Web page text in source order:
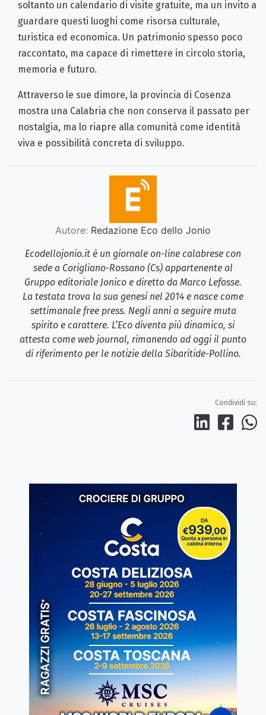
soltanto un calendario di visite gratuite, ma un invito a
guardare questi luoghi come risorsa culturale,
turistica ed economica. Un patrimonio spesso poco
raccontato, ma capace di rimettere in circolo storia,
memoria e futuro.
Attraverso le sue dimore, la provincia di Cosenza
mostra una Calabria che non conserva il passato per
nostalgia, ma lo riapre alla comunità come identità
viva e possibilità concreta di sviluppo.
Autore: Redazione Eco dello Jonio
Ecodellojonio.it è un giornale on-line calabrese con
sede a Corigliano-Rossano (Cs) appartenente al
Gruppo editoriale Jonico e diretto da Marco Lefosse.
La testata trova la sua genesi nel 2014 e nasce come
settimanale free press. Negli anni a seguire muta
spirito e carattere. L’Eco diventa più dinamico, si
attesta come web journal, rimanendo ad oggi il punto
di riferimento per le notizie della Sibaritide-Pollino.
Condividi su: